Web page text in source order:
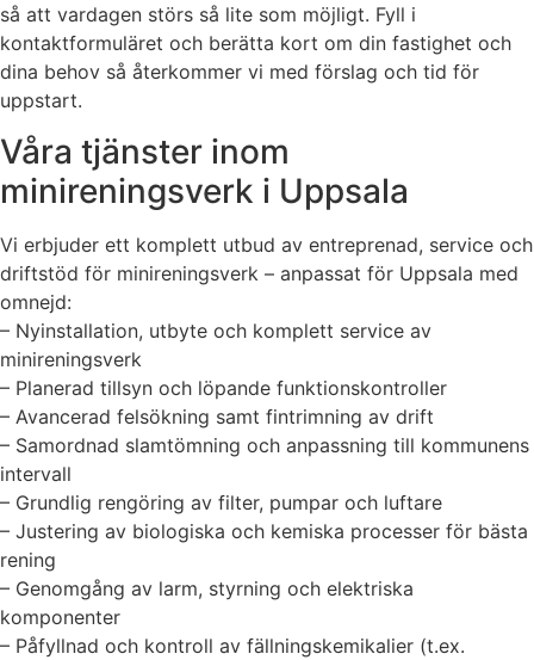
så att vardagen störs så lite som möjligt. Fyll i
kontaktformuläret och berätta kort om din fastighet och
dina behov så återkommer vi med förslag och tid för
uppstart.
Våra tjänster inom
minireningsverk i Uppsala
Vi erbjuder ett komplett utbud av entreprenad, service och
driftstöd för minireningsverk – anpassat för Uppsala med
omnejd:
– Nyinstallation, utbyte och komplett service av
minireningsverk
– Planerad tillsyn och löpande funktionskontroller
– Avancerad felsökning samt fintrimning av drift
– Samordnad slamtömning och anpassning till kommunens
intervall
– Grundlig rengöring av filter, pumpar och luftare
– Justering av biologiska och kemiska processer för bästa
rening
– Genomgång av larm, styrning och elektriska
komponenter
– Påfyllnad och kontroll av fällningskemikalier (t.ex.